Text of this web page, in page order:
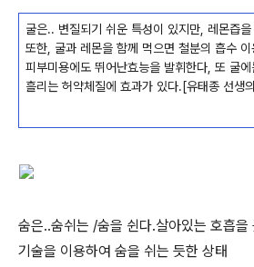
굴은.. 변질되기 쉬운 특성이 있지만, 레몬즙
또한, 굴과 레몬을 함께 먹으면 철분의 흡수
피부미용에도 뛰어난효능을 발휘한다, 또 굴
흘리는 허약체질에 효과가 있다.[유태종 선생
숨은..숨쉬는 /숨을 쉰다.살아있는 호흡을
기술을 이용하여 숨을 쉬는 듯한 상태